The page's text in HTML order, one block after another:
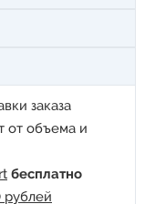
заказа
от объема и
бесплатно
рублей